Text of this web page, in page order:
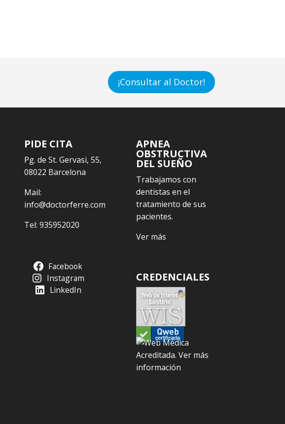
¡Consultar al Doctor!
PIDE CITA
Pg. de St. Gervasi, 55,
08022 Barcelona
Mail:
info@doctorferre.com
Tel: 935952020
Facebook
Instagram
LinkedIn
APNEA
OBSTRUCTIVA
DEL SUEÑO
Trabajamos con
dentistas en el
tratamiento de sus
pacientes.
Ver más
CREDENCIALES